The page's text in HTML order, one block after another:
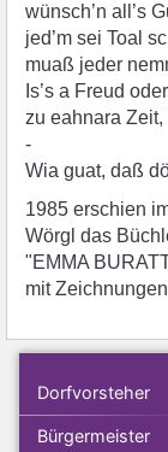
wünsch’n all’s
jed’m sei Toal
muaß jeder
Is’s a Freud
zu eahnara
-
Wia guat, daß
1985 erschien
Wörgl das
"EMMA
mit
Dorfvorsteher
Bürgermeister